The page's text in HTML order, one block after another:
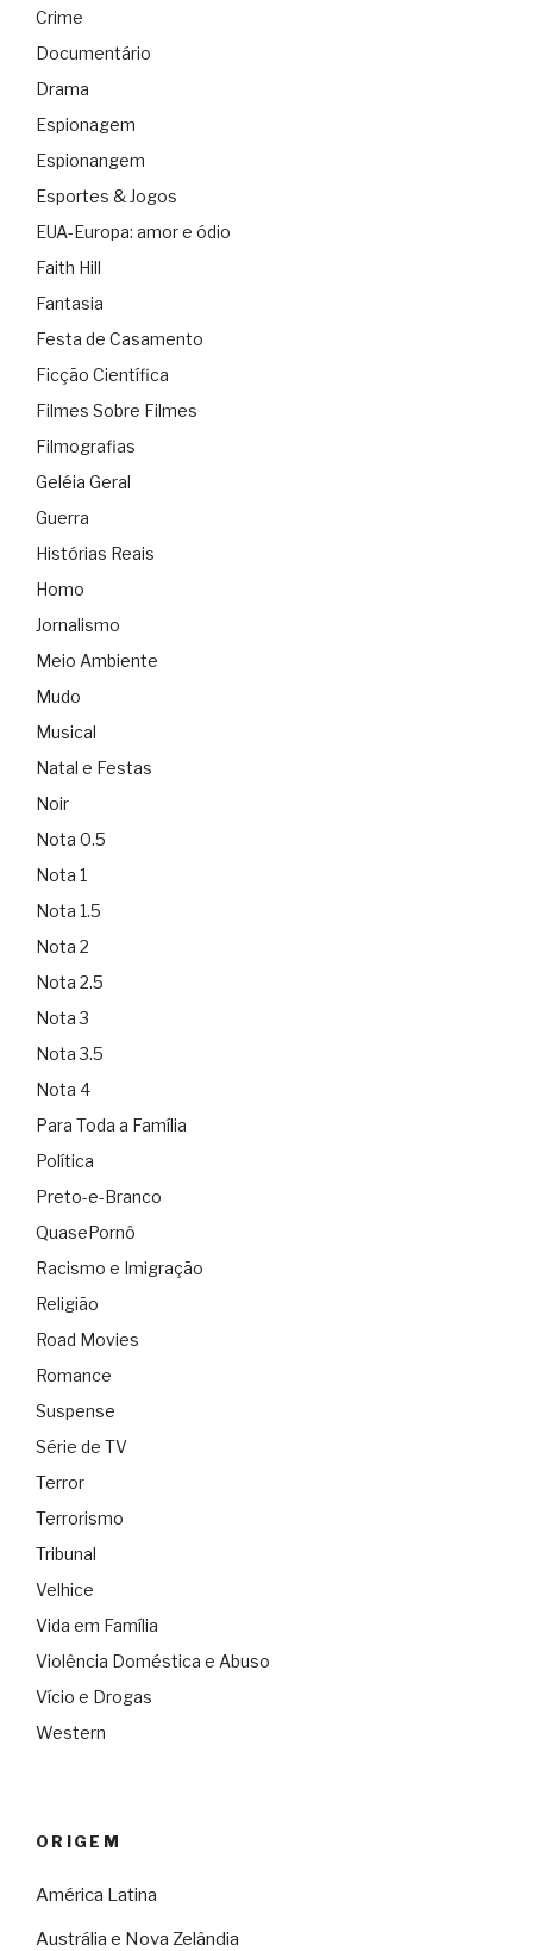
Crime
Documentário
Drama
Espionagem
Espionangem
Esportes & Jogos
EUA-Europa: amor e ódio
Faith Hill
Fantasia
Festa de Casamento
Ficção Científica
Filmes Sobre Filmes
Filmografias
Geléia Geral
Guerra
Histórias Reais
Homo
Jornalismo
Meio Ambiente
Mudo
Musical
Natal e Festas
Noir
Nota 0.5
Nota 1
Nota 1.5
Nota 2
Nota 2.5
Nota 3
Nota 3.5
Nota 4
Para Toda a Família
Política
Preto-e-Branco
QuasePornô
Racismo e Imigração
Religião
Road Movies
Romance
Suspense
Série de TV
Terror
Terrorismo
Tribunal
Velhice
Vida em Família
Violência Doméstica e Abuso
Vício e Drogas
Western
ORIGEM
América Latina
Austrália e Nova Zelândia